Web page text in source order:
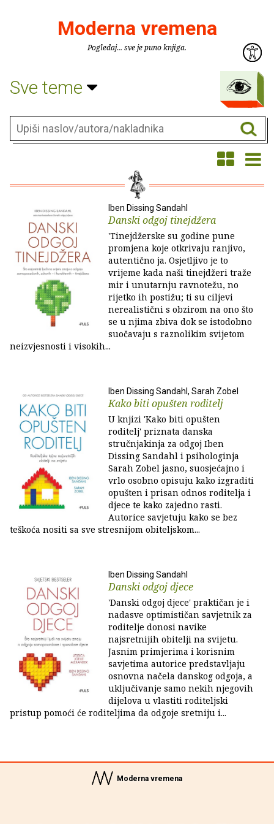
Moderna vremena
Pogledaj... sve je puno knjiga.
Sve teme
Iben Dissing Sandahl
Danski odgoj tinejdžera
'Tinejdžerske su godine pune
promjena koje otkrivaju ranjivo,
autentično ja. Osjetljivo je to
vrijeme kada naši tinejdžeri traže
mir i unutarnju ravnotežu, no
rijetko ih postižu; ti su ciljevi
nerealistični s obzirom na ono što
se u njima zbiva dok se istodobno
suočavaju s raznolikim svijetom
neizvjesnosti i visokih...
Iben Dissing Sandahl, Sarah Zobel
Kako biti opušten roditelj
U knjizi 'Kako biti opušten
roditelj' priznata danska
stručnjakinja za odgoj Iben
Dissing Sandahl i psihologinja
Sarah Zobel jasno, suosjećajno i
vrlo osobno opisuju kako izgraditi
opušten i prisan odnos roditelja i
djece te kako zajedno rasti.
Autorice savjetuju kako se bez
teškoća nositi sa sve stresnijom obiteljskom...
Iben Dissing Sandahl
Danski odgoj djece
'Danski odgoj djece' praktičan je i
nadasve optimističan savjetnik za
roditelje donosi navike
najsretnijih obitelji na svijetu.
Jasnim primjerima i korisnim
savjetima autorice predstavljaju
osnovna načela danskog odgoja, a
uključivanje samo nekih njegovih
dijelova u vlastiti roditeljski
pristup pomoći će roditeljima da odgoje sretniju i...
Moderna vremena